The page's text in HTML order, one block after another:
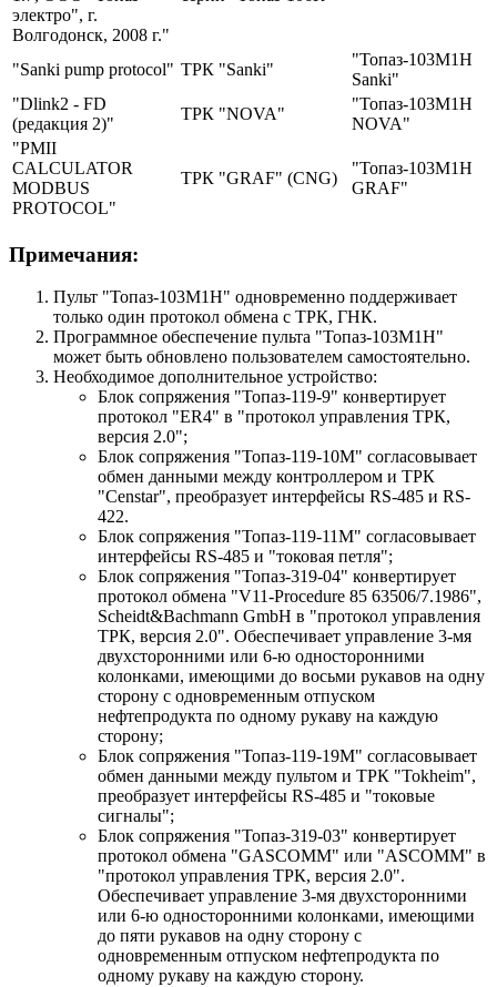
электро", г.
Волгодонск, 2008 г."
"Sanki pump protocol" ТРК "Sanki"
"Топаз-103М1H
Sanki"
"Dlink2 - FD
(редакция 2)"
ТРК "NOVA"
"Топаз-103М1H
NOVA"
"PMII
CALCULATOR
MODBUS
PROTOCOL"
ТРК "GRAF" (CNG)
"Топаз-103М1H
GRAF"
Примечания:
Пульт "Топаз-103М1H" одновременно поддерживает
только один протокол обмена с ТРК, ГНК.
Программное обеспечение пульта "Топаз-103М1H"
может быть обновлено пользователем самостоятельно.
Необходимое дополнительное устройство:
Блок сопряжения "Топаз-119-9" конвертирует
протокол "ER4" в "протокол управления ТРК,
версия 2.0";
Блок сопряжения "Топаз-119-10М" согласовывает
обмен данными между контроллером и ТРК
"Censtar", преобразует интерфейсы RS-485 и RS-
422.
Блок сопряжения "Топаз-119-11М" согласовывает
интерфейсы RS-485 и "токовая петля";
Блок сопряжения "Топаз-319-04" конвертирует
протокол обмена "V11-Procedure 85 63506/7.1986",
Scheidt&Bachmann GmbH в "протокол управления
ТРК, версия 2.0". Обеспечивает управление 3-мя
двухсторонними или 6-ю односторонними
колонками, имеющими до восьми рукавов на одну
сторону с одновременным отпуском
нефтепродукта по одному рукаву на каждую
сторону;
Блок сопряжения "Топаз-119-19М" согласовывает
обмен данными между пультом и ТРК "Tokheim",
преобразует интерфейсы RS-485 и "токовые
сигналы";
Блок сопряжения "Топаз-319-03" конвертирует
протокол обмена "GASCOMM" или "ASCOMM" в
"протокол управления ТРК, версия 2.0".
Обеспечивает управление 3-мя двухсторонними
или 6-ю односторонними колонками, имеющими
до пяти рукавов на одну сторону с
одновременным отпуском нефтепродукта по
одному рукаву на каждую сторону.